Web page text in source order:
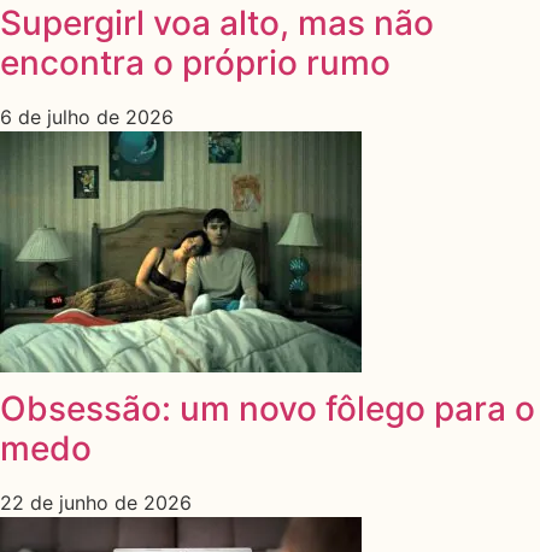
Supergirl voa alto, mas não
encontra o próprio rumo
6 de julho de 2026
Obsessão: um novo fôlego para o
medo
22 de junho de 2026